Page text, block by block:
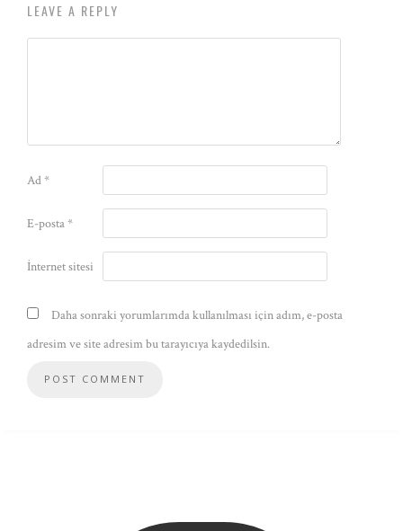
LEAVE A REPLY
Ad*
E-posta*
İnternet sitesi
Daha sonraki yorumlarımda kullanılması için adım, e-posta
adresim ve site adresim bu tarayıcıya kaydedilsin.